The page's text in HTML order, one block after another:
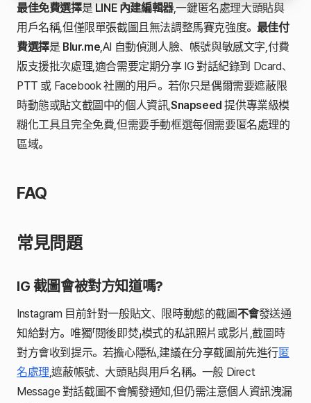
最佳免費選擇是 LINE 內建編輯器,一鍵匿名處理大頭貼與
用戶名稱,但僅限單張截圖且無法調整馬賽克強度。 最佳付
費選擇是 Blur.me,AI 自動偵測人臉、帳號與敏感文字,付費
版支援批次處理,適合需要定期分享 IG 對話紀錄到 Dcard、
PTT 或 Facebook 社團的用戶。若你只是偶爾需要遮蔽限
時動態或貼文截圖中的個人資訊,Snapseed 提供專業級模
糊化工具且完全免費,但需要手動框選每個需要匿名處理的
區域。
FAQ
常見問題
IG 截圖會被對方知道嗎?
Instagram 目前針對一般貼文、限時動態的截圖不會發送通
知給對方。唯獨「閱後即焚」模式的私訊照片或影片,截圖時
對方會收到提示。若擔心隱私,建議在分享截圖前先進行匿
名處理,遮蔽帳號、大頭貼與用戶名稱。一般 Direct
Message 對話截圖不會觸發通知,但仍需注意個人資訊洩漏